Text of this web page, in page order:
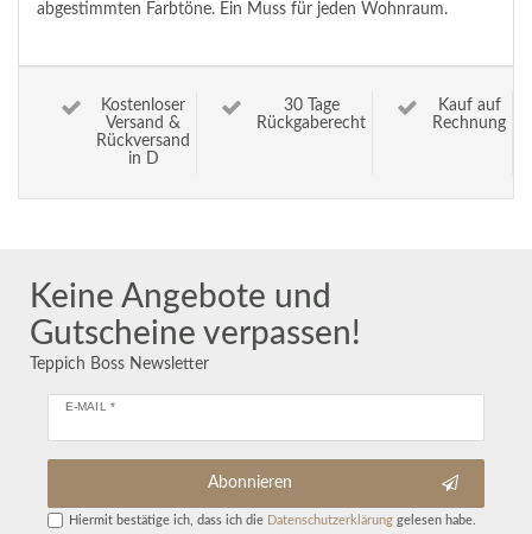
abgestimmten Farbtöne. Ein Muss für jeden Wohnraum.
Kostenloser
Versand &
Rückversand
in D
30 Tage
Rückgaberecht
Kauf auf
Rechnung
Keine Angebote und
Gutscheine verpassen!
Teppich Boss Newsletter
E-MAIL *
Abonnieren
Hiermit bestätige ich, dass ich die Daten­schutz­erklärunggelesen habe.